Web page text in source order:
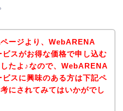
ージより、WebARENA
スがお得な価格で申し込む
たよ♪なので、WebARENA
スに興味のある方は下記ペ
にされてみてはいかがでし